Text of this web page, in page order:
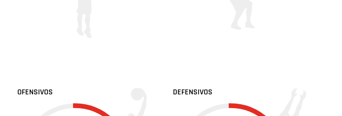
OFENSIVOS DEFENSIVOS